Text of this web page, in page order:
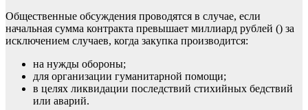
Общественные обсуждения проводятся в случае, если
начальная сумма контракта превышает миллиард рублей () за
исключением случаев, когда закупка производится:
на нужды обороны;
для организации гуманитарной помощи;
в целях ликвидации последствий стихийных бедствий
или аварий.